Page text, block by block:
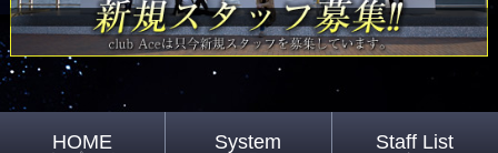
HOME System Staff List